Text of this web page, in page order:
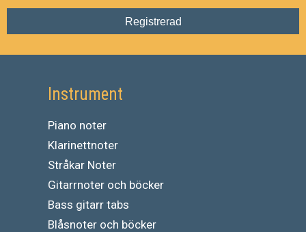
Registrerad
Instrument
Piano noter
Klarinettnoter
Stråkar Noter
Gitarrnoter och böcker
Bass gitarr tabs
Blåsnoter och böcker